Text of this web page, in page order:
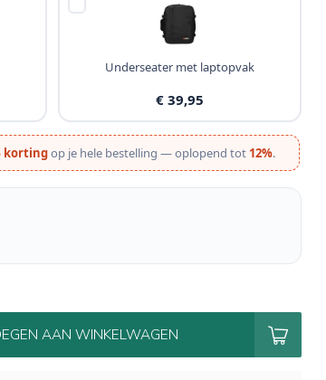
Underseater met laptopvak
€ 39,95
kortingop je hele bestelling — oplopend tot 12%.
AAN WINKELWAGEN